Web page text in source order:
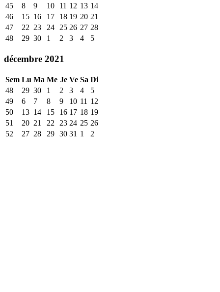
45
8 9 10 11 12 13 14
46
15 16 17 18 19 20 21
47
22 23 24 25 26 27 28
48
29 30 1 2 3 4 5
décembre 2021
Sem Lu Ma Me Je Ve Sa Di
48
29 30 1 2 3 4
5
49
6 7 8 9 10 11 12
50
13 14 15 16 17 18 19
51
20 21 22 23 24 25 26
52
27 28 29 30 31 1 2